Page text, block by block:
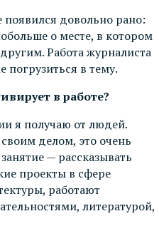
довольно рано:
о месте, в котором
Работа журналиста
погрузиться в тему.
в работе?
я получаю от людей.
делом, это очень
— рассказывать
проекты в сфере
работают
литературой,